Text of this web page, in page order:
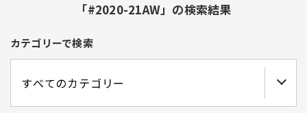
「#2020-21AW」の検索結果
カテゴリーで検索